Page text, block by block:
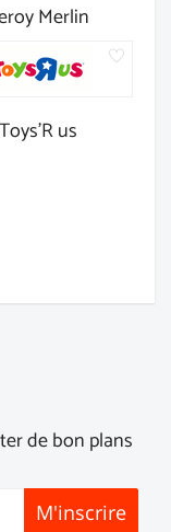
Merlin
Toys'R us
de bon plans
M'inscrire